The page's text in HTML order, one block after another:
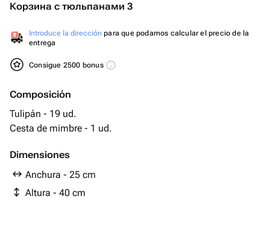
Корзина с тюльпанами 3
Introduce la dirección para que podamos calcular el precio de la
entrega
Consigue 2500 bonus
Composición
Tulipán - 19 ud.
Cesta de mimbre - 1 ud.
Dimensiones
Anchura - 25 cm
Altura - 40 cm